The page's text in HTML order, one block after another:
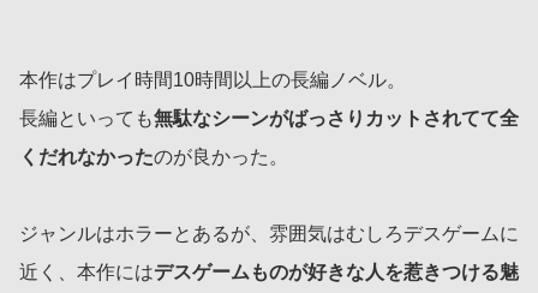
本作はプレイ時間10時間以上の長編ノベル。
長編といっても無駄なシーンがばっさりカットされてて全
くだれなかったのが良かった。
ジャンルはホラーとあるが、雰囲気はむしろデスゲームに
近く、本作にはデスゲームものが好きな人を惹きつける魅